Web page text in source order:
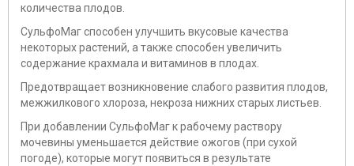
количества плодов.
СульфоМаг способен улучшить вкусовые качества
некоторых растений, а также способен увеличить
содержание крахмала и витаминов в плодах.
Предотвращает возникновение слабого развития плодов,
межжилкового хлороза, некроза нижних старых листьев.
При добавлении СульфоМаг к рабочему раствору
мочевины уменьшается действие ожогов (при сухой
погоде), которые могут появиться в результате